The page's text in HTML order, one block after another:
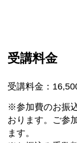
受講料金
受講料金：
※参加費のお振
おります。ご参
ます。